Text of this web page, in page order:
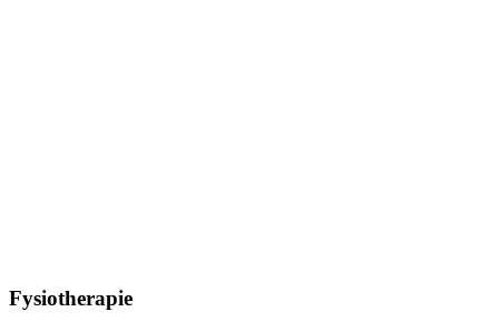
Fysiotherapie